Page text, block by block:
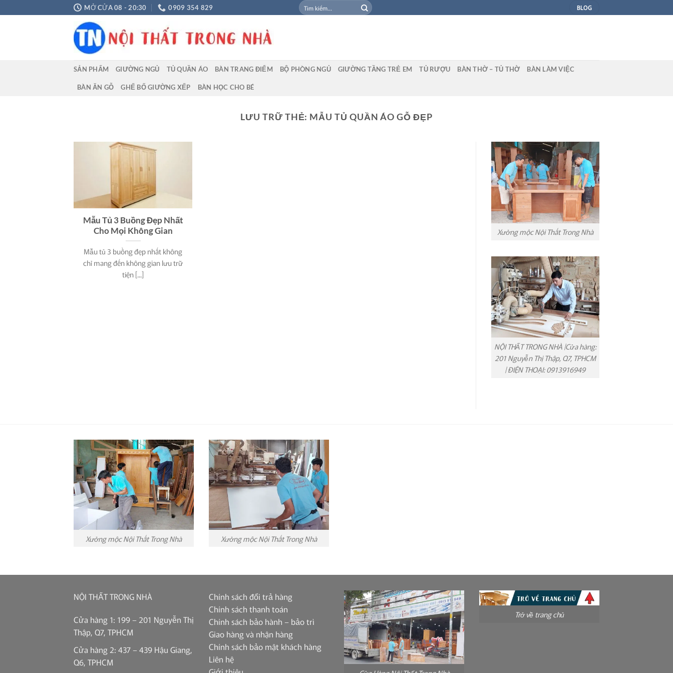
đến
MỞ CỬA 08 - 20:30 0909 354 829
Tìm
kiếm:
BLOG
SẢN PHẨM GIƯỜNG NGỦ TỦ QUẦN ÁO BÀN TRANG ĐIỂM BỘ PHÒNG NGỦ GIƯỜNG TẦNG TRẺ EM TỦ RƯỢU BÀN THỜ – TỦ THỜ BÀN LÀM VIỆC
BÀN ĂN GỖ GHẾ BỐ GIƯỜNG XẾP BÀN HỌC CHO BÉ
LƯU TRỮ THẺ: MẪU TỦ QUẦN ÁO GỖ ĐẸP
Mẫu Tủ 3 Buồng Đẹp Nhất
Cho Mọi Không Gian
Mẫu tủ 3 buồng đẹp nhất không
chỉ mang đến không gian lưu trữ
tiện [...]
Xưởng mộc Nội Thất Trong Nhà
NỘI THẤT TRONG NHÀ |Cửa hàng:
201 Nguyễn Thị Thập, Q7, TPHCM
| ĐIỆN THOẠI: 0913916949
Xưởng mộc Nội Thất Trong Nhà Xưởng mộc Nội Thất Trong Nhà
NỘI THẤT TRONG NHÀ
Cửa hàng 1: 199 – 201 Nguyễn Thị
Thập, Q7, TPHCM
Cửa hàng 2: 437 – 439 Hậu Giang,
Q6, TPHCM
Chính sách đổi trả hàng
Chính sách thanh toán
Chính sách bảo hành – bảo trì
Giao hàng và nhận hàng
Chính sách bảo mật khách hàng
Liên hệ
Trở về trang chủ